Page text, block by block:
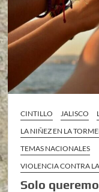
CINTILLO JALISCO
LA NIÑEZ EN LA
TEMAS NACIONALES
VIOLENCIA CONTRA
Solo